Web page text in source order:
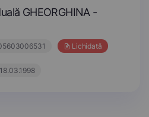
GHEORGHINA -
Lichidată
18.03.1998